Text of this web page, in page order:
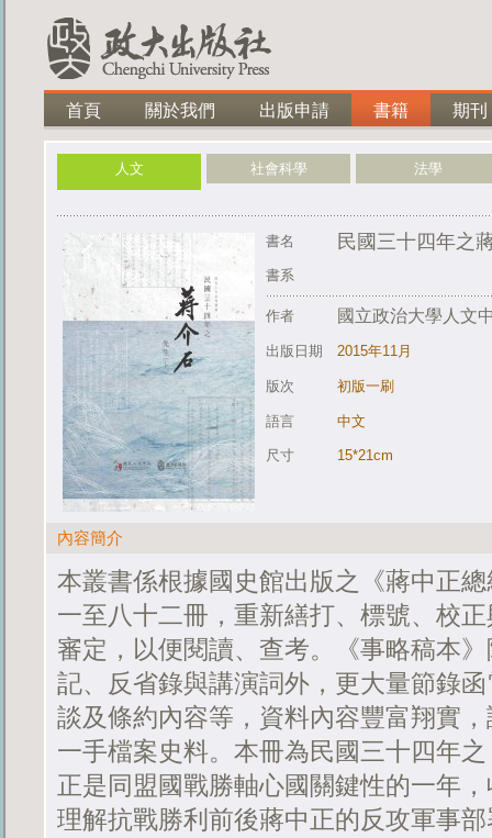
首頁 關於我們 出版申請 書籍 期刊
人文 社會科學 法學
書名 民國三十四年之
書系
作者 國立政治大學人文
出版日期 2015年11月
版次 初版一刷
語言 中文
尺寸 15*21cm
內容簡介
本叢書係根據國史館出版之《蔣中正
一至八十二冊，重新繕打、標號、校
審定，以便閱讀、查考。《事略稿本
記、反省錄與講演詞外，更大量節錄
談及條約內容等，資料內容豐富翔實
一手檔案史料。本冊為民國三十四年
正是同盟國戰勝軸心國關鍵性的一年
理解抗戰勝利前後蔣中正的反攻軍事